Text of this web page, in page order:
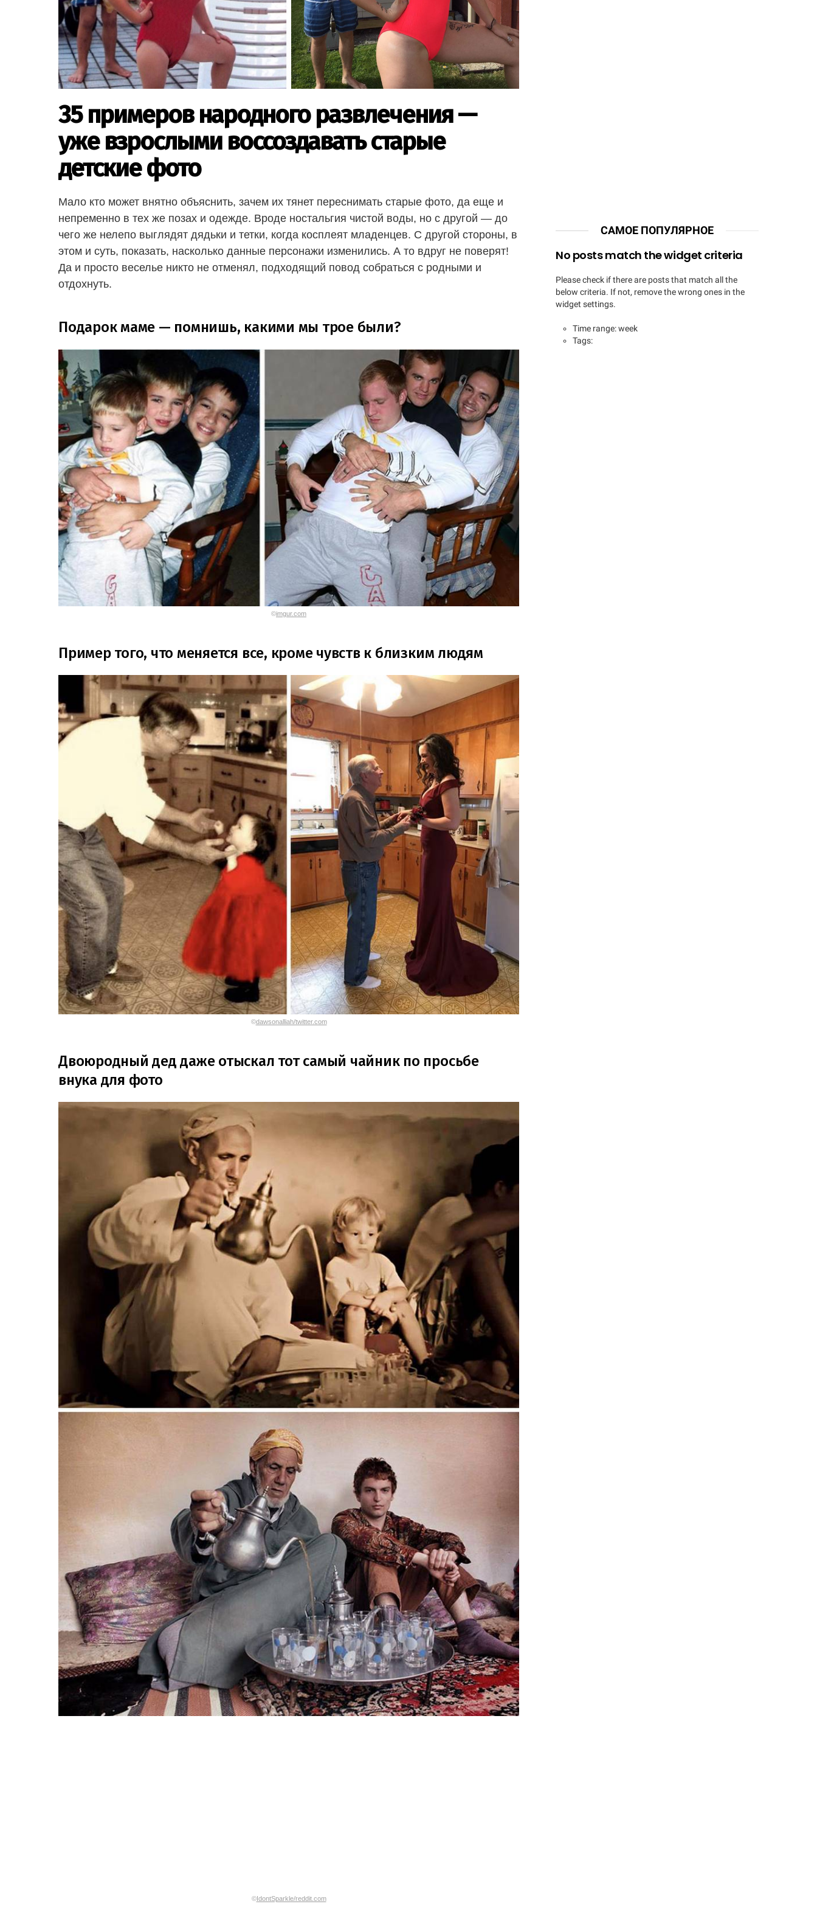
35 примеров народного развлечения —
уже взрослыми воссоздавать старые
детские фото
Мало кто может внятно объяснить, зачем их тянет переснимать старые фото, да еще и
непременно в тех же позах и одежде. Вроде ностальгия чистой воды, но с другой — до
чего же нелепо выглядят дядьки и тетки, когда косплеят младенцев. С другой стороны, в
этом и суть, показать, насколько данные персонажи изменились. А то вдруг не поверят!
Да и просто веселье никто не отменял, подходящий повод собраться с родными и
отдохнуть.
Подарок маме — помнишь, какими мы трое были?
©imgur.com
Пример того, что меняется все, кроме чувств к близким людям
©dawsonalliah/twitter.com
Двоюродный дед даже отыскал тот самый чайник по просьбе
внука для фото
©IdontSparkle/reddit.com
САМОЕ ПОПУЛЯРНОЕ
No posts match the widget criteria
Please check if there are posts that match all the
below criteria. If not, remove the wrong ones in the
widget settings.
Time range: week
Tags: